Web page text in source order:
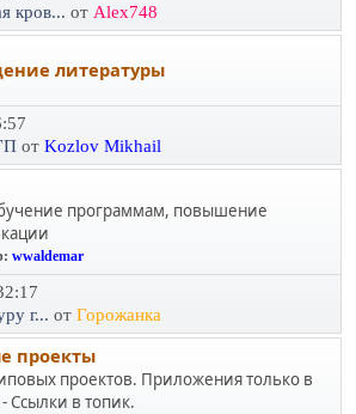
кров... от Alex748
литературы
от Kozlov Mikhail
программам, повышение
wwaldemar
г... от Горожанка
проекты
проектов. Приложения только в
Ссылки в топик.